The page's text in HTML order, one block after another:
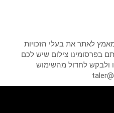
מאמץ לאתר את בעלי הזכויות
בפרסומינו צילום שיש לכם
ולבקש לחדול מהשימוש